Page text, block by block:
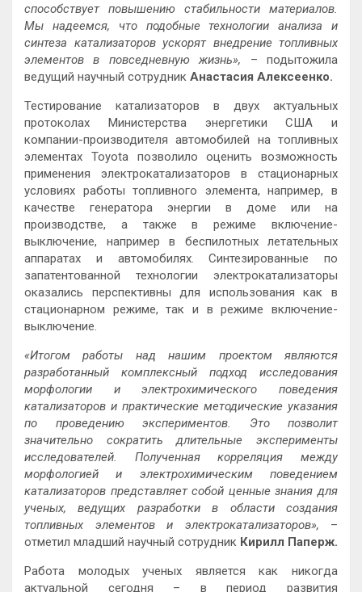
способствует повышению стабильности материалов.
Мы надеемся, что подобные технологии анализа и
синтеза катализаторов ускорят внедрение топливных
элементов в повседневную жизнь», – подытожила
ведущий научный сотрудник Анастасия Алексеенко.
Тестирование катализаторов в двух актуальных
протоколах Министерства энергетики США и
компании-производителя автомобилей на топливных
элементах Toyota позволило оценить возможность
применения электрокатализаторов в стационарных
условиях работы топливного элемента, например, в
качестве генератора энергии в доме или на
производстве, а также в режиме включение-
выключение, например в беспилотных летательных
аппаратах и автомобилях. Синтезированные по
запатентованной технологии электрокатализаторы
оказались перспективны для использования как в
стационарном режиме, так и в режиме включение-
выключение.
«Итогом работы над нашим проектом являются
разработанный комплексный подход исследования
морфологии и электрохимического поведения
катализаторов и практические методические указания
по проведению экспериментов. Это позволит
значительно сократить длительные эксперименты
исследователей. Полученная корреляция между
морфологией и электрохимическим поведением
катализаторов представляет собой ценные знания для
ученых, ведущих разработки в области создания
топливных элементов и электрокатализаторов», –
отметил младший научный сотрудник Кирилл Паперж.
Работа молодых ученых является как никогда
актуальной сегодня – в период развития